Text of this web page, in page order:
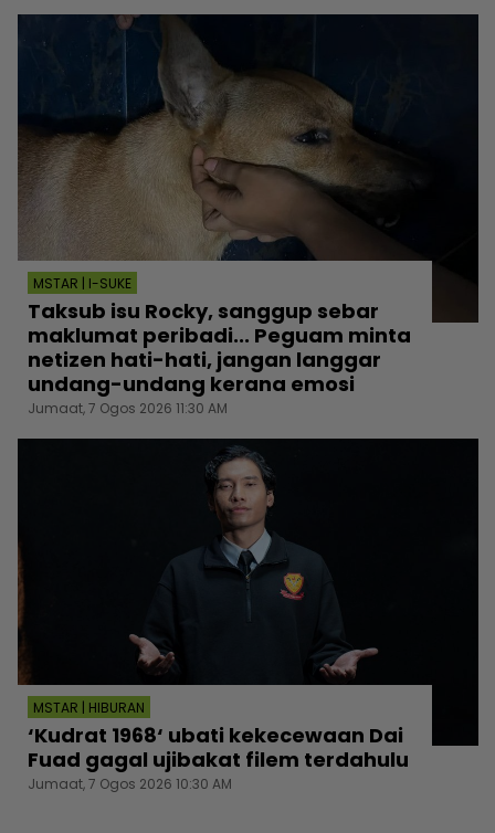
MSTAR | I-SUKE
Taksub isu Rocky, sanggup sebar
maklumat peribadi... Peguam minta
netizen hati-hati, jangan langgar
undang-undang kerana emosi
Jumaat, 7 Ogos 2026 11:30 AM
MSTAR | HIBURAN
‘Kudrat 1968‘ ubati kekecewaan Dai
Fuad gagal ujibakat filem terdahulu
Jumaat, 7 Ogos 2026 10:30 AM